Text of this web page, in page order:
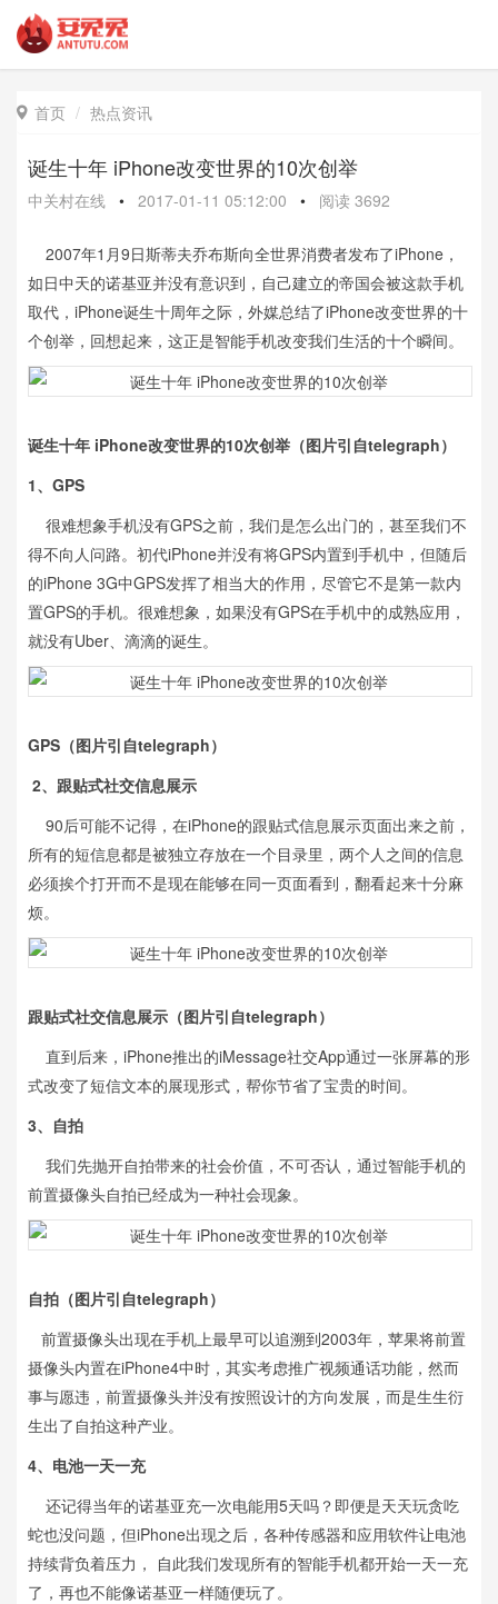
 首页 热点资讯
诞生十年 iPhone改变世界的10次创举
中关村在线 • 2017-01-11 05:12:00 • 阅读 3692
2007年1月9日斯蒂夫乔布斯向全世界消费者发布了iPhone，
如日中天的诺基亚并没有意识到，自己建立的帝国会被这款手机
取代，iPhone诞生十周年之际，外媒总结了iPhone改变世界的十
个创举，回想起来，这正是智能手机改变我们生活的十个瞬间。
诞生十年 iPhone改变世界的10次创举（图片引自telegraph）
1、GPS
很难想象手机没有GPS之前，我们是怎么出门的，甚至我们不
得不向人问路。初代iPhone并没有将GPS内置到手机中，但随后
的iPhone 3G中GPS发挥了相当大的作用，尽管它不是第一款内
置GPS的手机。很难想象，如果没有GPS在手机中的成熟应用，
就没有Uber、滴滴的诞生。
GPS （图片引自telegraph）
2、跟贴式社交信息展示
90后可能不记得，在iPhone的跟贴式信息展示页面出来之前，
所有的短信息都是被独立存放在一个目录里，两个人之间的信息
必须挨个打开而不是现在能够在同一页面看到，翻看起来十分麻
烦。
跟贴式社交信息展示 （图片引自telegraph）
直到后来，iPhone推出的iMessage社交App通过一张屏幕的形
式改变了短信文本的展现形式，帮你节省了宝贵的时间。
3、自拍
我们先抛开自拍带来的社会价值，不可否认，通过智能手机的
前置摄像头自拍已经成为一种社会现象。
自拍 （图片引自telegraph）
前置摄像头出现在手机上最早可以追溯到2003年，苹果将前置
摄像头内置在iPhone4中时，其实考虑推广视频通话功能，然而
事与愿违，前置摄像头并没有按照设计的方向发展，而是生生衍
生出了自拍这种产业。
4、电池一天一充
还记得当年的诺基亚充一次电能用5天吗？即便是天天玩贪吃
蛇也没问题，但iPhone出现之后，各种传感器和应用软件让电池
持续背负着压力， 自此我们发现所有的智能手机都开始一天一充
了，再也不能像诺基亚一样随便玩了。